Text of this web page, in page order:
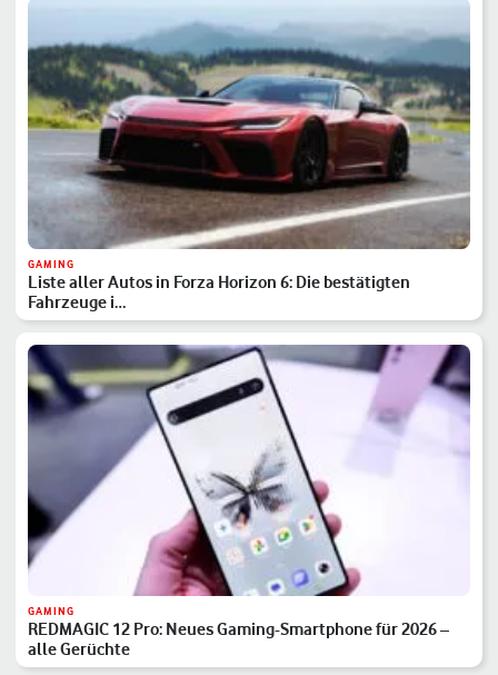
GAMING
Liste aller Autos in Forza Horizon 6: Die bestätigten
Fahrzeuge i…
GAMING
REDMAGIC 12 Pro: Neues Gaming-Smartphone für 2026 –
alle Gerüchte